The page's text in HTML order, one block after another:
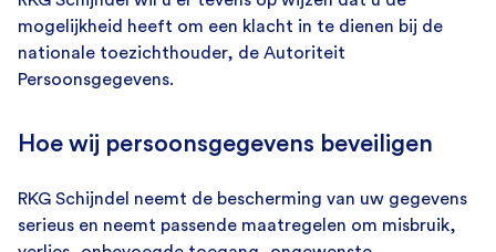
mogelijkheid heeft om een klacht in te dienen bij de
nationale toezichthouder, de Autoriteit
Persoonsgegevens.
Hoe wij persoonsgegevens beveiligen
RKG Schijndel neemt de bescherming van uw gegevens
serieus en neemt passende maatregelen om misbruik,